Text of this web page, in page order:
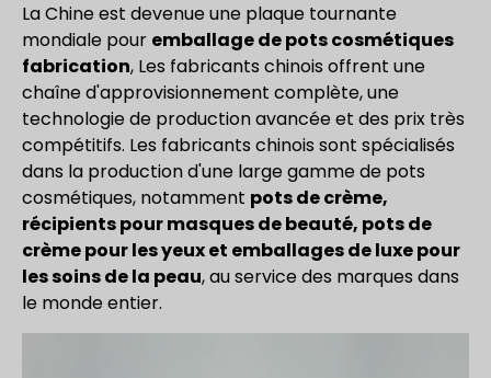
La Chine est devenue une plaque tournante
mondiale pour emballage de pots cosmétiques
fabrication, Les fabricants chinois offrent une
chaîne d'approvisionnement complète, une
technologie de production avancée et des prix très
compétitifs. Les fabricants chinois sont spécialisés
dans la production d'une large gamme de pots
cosmétiques, notamment pots de crème,
récipients pour masques de beauté, pots de
crème pour les yeux et emballages de luxe pour
les soins de la peau, au service des marques dans
le monde entier.